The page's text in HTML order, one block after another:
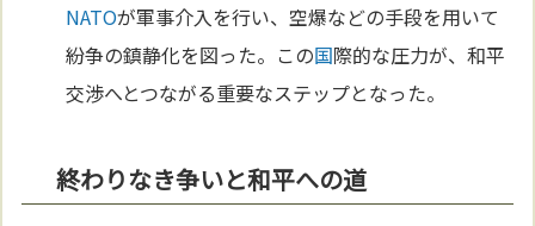
NATOが軍事介入を行い、空爆などの手段を用いて
紛争の鎮静化を図った。この国際的な圧力が、和平
交渉へとつながる重要なステップとなった。
終わりなき争いと和平への道